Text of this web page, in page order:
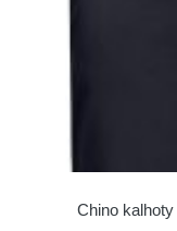
Chino